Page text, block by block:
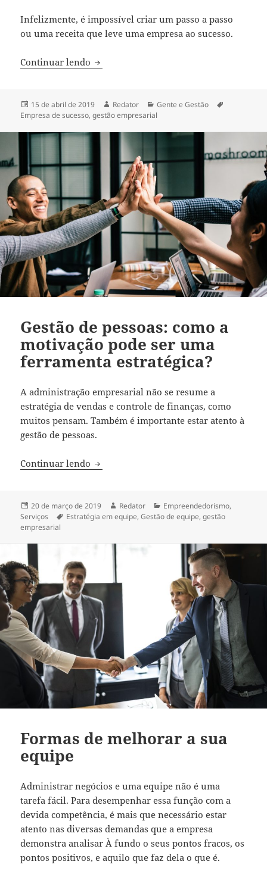
Infelizmente, é impossível criar um passo a passo
ou uma receita que leve uma empresa ao sucesso.
Continuar lendo 5 Práticas de gestão que toda empresa
Publicado
em
15 de abril de 2019 Autor
Redator Categorias
Gente e Gestão
Empresa de sucesso,gestão empresarial
Gestão de pessoas: como a
motivação pode ser uma
ferramenta estratégica?
A administração empresarial não se resume a
estratégia de vendas e controle de finanças, como
muitos pensam. Também é importante estar atento à
gestão de pessoas.
Continuar lendo Gestão de pessoas: como a motivação
Publicado
em
20 de março de 2019 Autor
Redator Categorias
Empreendedorismo,
Serviços
Tags
Estratégia em equipe,Gestão de equipe,gestão
empresarial
Formas de melhorar a sua
equipe
Administrar negócios e uma equipe não é uma
tarefa fácil. Para desempenhar essa função com a
devida competência, é mais que necessário estar
atento nas diversas demandas que a empresa
demonstra analisar À fundo o seus pontos fracos, os
pontos positivos, e aquilo que faz dela o que é.